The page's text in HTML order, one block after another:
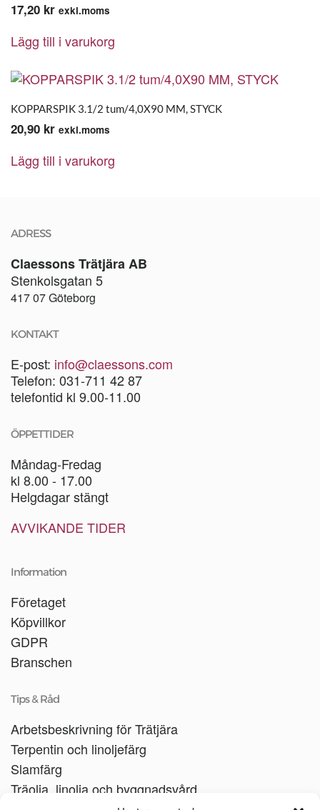
17,20 kr exkl.moms
Lägg till i varukorg
KOPPARSPIK 3.1/2 tum/4,0X90 MM, STYCK
20,90 kr exkl.moms
Lägg till i varukorg
ADRESS
Claessons Trätjära AB
Stenkolsgatan 5
417 07 Göteborg
KONTAKT
E-post: info@claessons.com
Telefon: 031-711 42 87
telefontid kl 9.00-11.00
ÖPPETTIDER
Måndag-Fredag
kl 8.00 - 17.00
Helgdagar stängt
AVVIKANDE TIDER
Information
Företaget
Köpvillkor
GDPR
Branschen
Tips & Råd
Arbetsbeskrivning för Trätjära
Terpentin och linoljefärg
Slamfärg
Träolja, linolja och byggnadsvård